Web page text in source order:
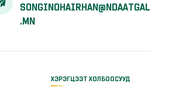
SONGINOHAIRHAN@NDAATGAL
.MN
ХЭРЭГЦЭЭТ ХОЛБООСУУД